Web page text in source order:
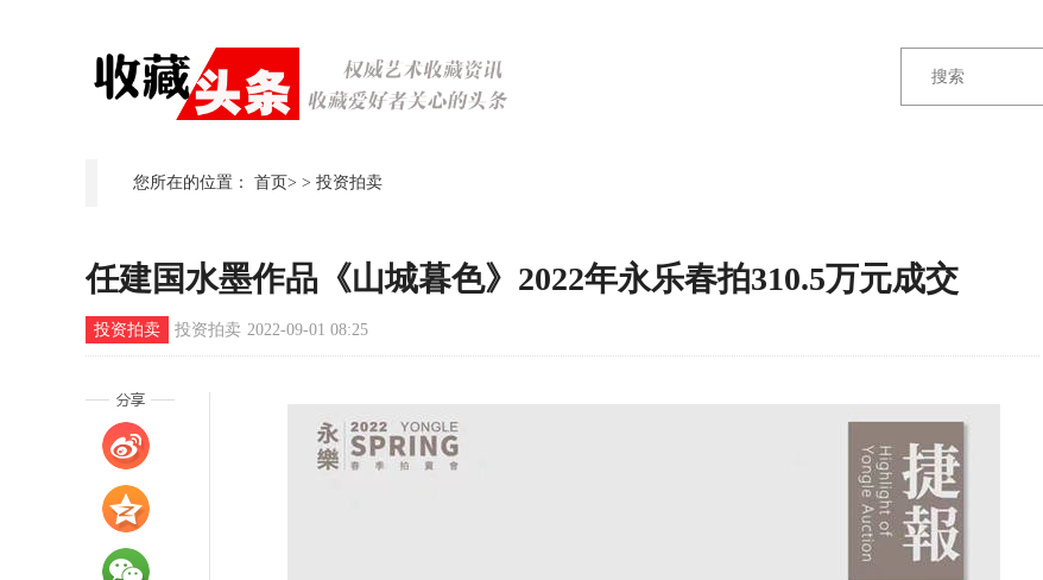
您所在的位置： 首页> > 投资拍卖
任建国水墨作品《山城暮色》2022年永乐春拍310.5万元成交
投资拍卖 投资拍卖 2022-09-01 08:25